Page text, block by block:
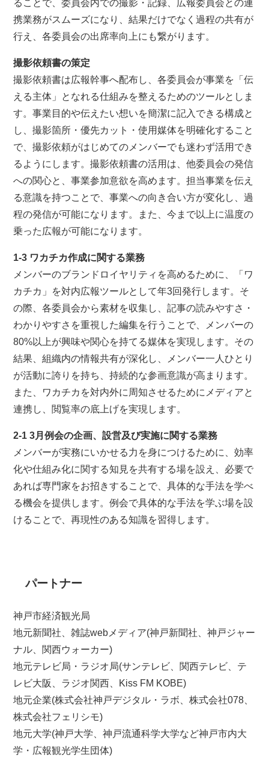
ることで、委員会内での撮影・記録、広報委員会との連
携業務がスムーズになり、結果だけでなく過程の共有が
行え、各委員会の出席率向上にも繋がります。
撮影依頼書の策定
撮影依頼書は広報幹事へ配布し、各委員会が事業を「伝
える主体」となれる仕組みを整えるためのツールとしま
す。事業目的や伝えたい想いを簡潔に記入できる構成と
し、撮影箇所・優先カット・使用媒体を明確化すること
で、撮影依頼がはじめてのメンバーでも迷わず活用でき
るようにします。撮影依頼書の活用は、他委員会の発信
への関心と、事業参加意欲を高めます。担当事業を伝え
る意識を持つことで、事業への向き合い方が変化し、過
程の発信が可能になります。また、今まで以上に温度の
乗った広報が可能になります。
1-3 ワカチカ作成に関する業務
メンバーのブランドロイヤリティを高めるために、「ワ
カチカ」を対内広報ツールとして年3回発行します。そ
の際、各委員会から素材を収集し、記事の読みやすさ・
わかりやすさを重視した編集を行うことで、メンバーの
80%以上が興味や関心を持てる媒体を実現します。その
結果、組織内の情報共有が深化し、メンバー一人ひとり
が活動に誇りを持ち、持続的な参画意識が高まります。
また、ワカチカを対内外に周知させるためにメディアと
連携し、閲覧率の底上げを実現します。
2-1 3月例会の企画、設営及び実施に関する業務
メンバーが実務にいかせる力を身につけるために、効率
化や仕組み化に関する知見を共有する場を設え、必要で
あれば専門家をお招きすることで、具体的な手法を学べ
る機会を提供します。例会で具体的な手法を学ぶ場を設
けることで、再現性のある知識を習得します。
パートナー
神戸市経済観光局
地元新聞社、雑誌webメディア(神戸新聞社、神戸ジャー
ナル、関西ウォーカー)
地元テレビ局・ラジオ局(サンテレビ、関西テレビ、テ
レビ大阪、ラジオ関西、Kiss FM KOBE)
地元企業(株式会社神戸デジタル・ラボ、株式会社078、
株式会社フェリシモ)
地元大学(神戸大学、神戸流通科学大学など神戸市内大
学・広報観光学生団体)